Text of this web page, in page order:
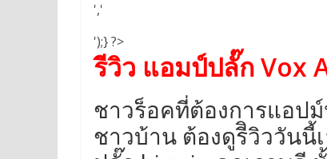
','
');} ?>
รีวิว แอมป์ปลั๊ก Vox
ชาวร็อคที่ต้องการแอป
ชาวบ้าน ต้องดูรีิวิววันนี้